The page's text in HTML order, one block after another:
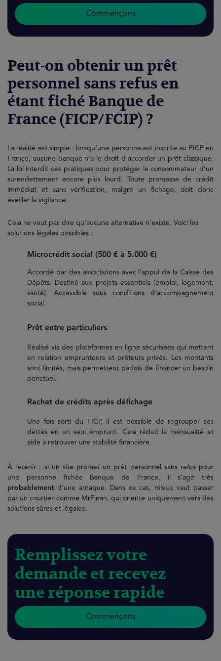
Commençons
Peut-on obtenir un prêt
personnel sans refus en
étant fiché Banque de
France (FICP/FCIP) ?
La réalité est simple : lorsqu’une personne est inscrite au FICP en
France, aucune banque n’a le droit d’accorder un prêt classique.
La loi interdit ces pratiques pour protéger le consommateur d’un
surendettement encore plus lourd. Toute promesse de crédit
immédiat et sans vérification, malgré un fichage, doit donc
éveiller la vigilance.
Cela ne veut pas dire qu’aucune alternative n’existe. Voici les
solutions légales possibles :
Microcrédit social (500 € à 5.000 €)
Accordé par des associations avec l’appui de la Caisse des
Dépôts. Destiné aux projets essentiels (emploi, logement,
santé). Accessible sous conditions d’accompagnement
social.
Prêt entre particuliers
Réalisé via des plateformes en ligne sécurisées qui mettent
en relation emprunteurs et prêteurs privés. Les montants
sont limités, mais permettent parfois de financer un besoin
ponctuel.
Rachat de crédits après défichage
Une fois sorti du FICP, il est possible de regrouper ses
dettes en un seul emprunt. Cela réduit la mensualité et
aide à retrouver une stabilité financière.
À retenir : si un site promet un prêt personnel sans refus pour
une personne fichée Banque de France, il s’agit très
probablement d’une arnaque. Dans ce cas, mieux vaut passer
par un courtier comme MrFinan, qui oriente uniquement vers des
solutions sûres et légales.
Remplissez votre
demande et recevez
une réponse rapide
Commençons